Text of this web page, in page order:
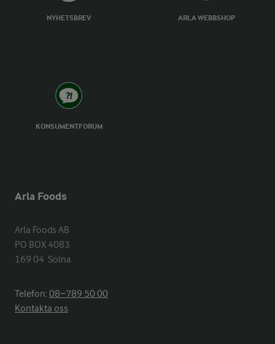
NYHETSBREV ARLA WEBBSHOP
KONSUMENTFORUM
Arla Foods
Arla Foods AB
PO BOX 4083
169 04  Solna
Telefon:08−789 50 00
Kontakta oss